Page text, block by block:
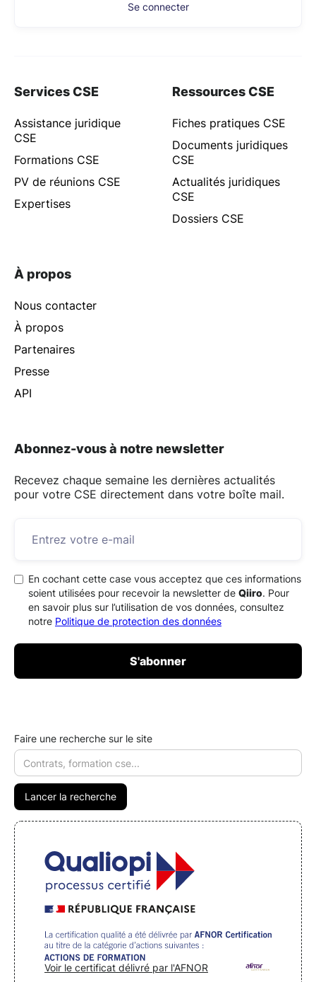
Se connecter
Services CSE
Assistance juridique
CSE
Formations CSE
PV de réunions CSE
Expertises
Ressources CSE
Fiches pratiques CSE
Documents juridiques
CSE
Actualités juridiques
CSE
Dossiers CSE
À propos
Nous contacter
À propos
Partenaires
Presse
API
Abonnez-vous à notre newsletter
Recevez chaque semaine les dernières actualités
pour votre CSE directement dans votre boîte mail.
En cochant cette case vous acceptez que ces informations
soient utilisées pour recevoir la newsletter de Qiiro. Pour
en savoir plus sur l’utilisation de vos données, consultez
notre Politique de protection des données
Faire une recherche sur le site
Voir le certificat délivré par l'AFNOR